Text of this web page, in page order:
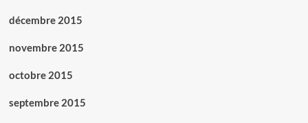
décembre 2015
novembre 2015
octobre 2015
septembre 2015